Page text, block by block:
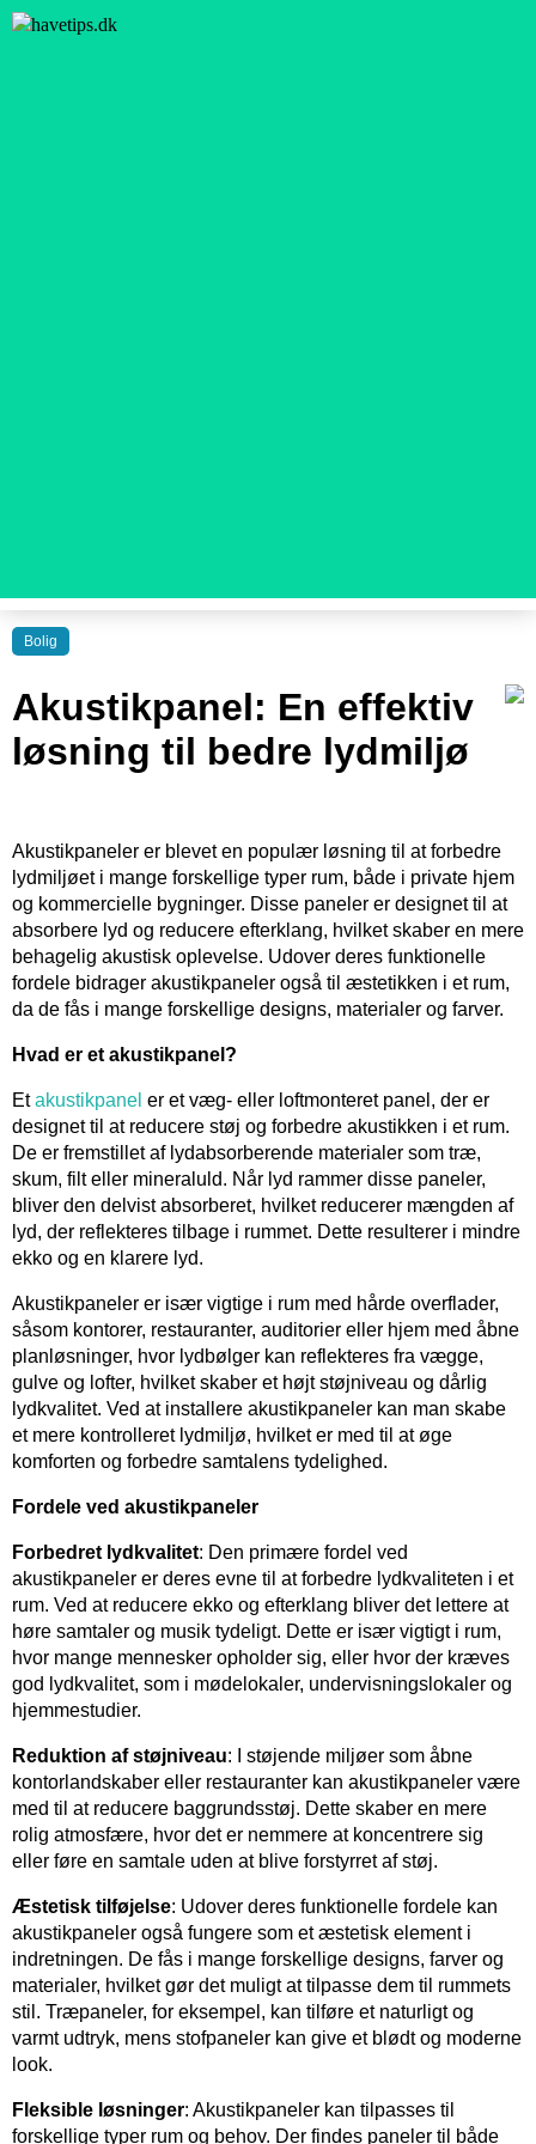
Bolig
Akustikpanel: En effektiv
løsning til bedre lydmiljø
Akustikpaneler er blevet en populær løsning til at forbedre
lydmiljøet i mange forskellige typer rum, både i private hjem
og kommercielle bygninger. Disse paneler er designet til at
absorbere lyd og reducere efterklang, hvilket skaber en mere
behagelig akustisk oplevelse. Udover deres funktionelle
fordele bidrager akustikpaneler også til æstetikken i et rum,
da de fås i mange forskellige designs, materialer og farver.
Hvad er et akustikpanel?
Etakustikpanel er et væg- eller loftmonteret panel, der er
designet til at reducere støj og forbedre akustikken i et rum.
De er fremstillet af lydabsorberende materialer som træ,
skum, filt eller mineraluld. Når lyd rammer disse paneler,
bliver den delvist absorberet, hvilket reducerer mængden af
lyd, der reflekteres tilbage i rummet. Dette resulterer i mindre
ekko og en klarere lyd.
Akustikpaneler er især vigtige i rum med hårde overflader,
såsom kontorer, restauranter, auditorier eller hjem med åbne
planløsninger, hvor lydbølger kan reflekteres fra vægge,
gulve og lofter, hvilket skaber et højt støjniveau og dårlig
lydkvalitet. Ved at installere akustikpaneler kan man skabe
et mere kontrolleret lydmiljø, hvilket er med til at øge
komforten og forbedre samtalens tydelighed.
Fordele ved akustikpaneler
Forbedret lydkvalitet: Den primære fordel ved
akustikpaneler er deres evne til at forbedre lydkvaliteten i et
rum. Ved at reducere ekko og efterklang bliver det lettere at
høre samtaler og musik tydeligt. Dette er især vigtigt i rum,
hvor mange mennesker opholder sig, eller hvor der kræves
god lydkvalitet, som i mødelokaler, undervisningslokaler og
hjemmestudier.
Reduktion af støjniveau: I støjende miljøer som åbne
kontorlandskaber eller restauranter kan akustikpaneler være
med til at reducere baggrundsstøj. Dette skaber en mere
rolig atmosfære, hvor det er nemmere at koncentrere sig
eller føre en samtale uden at blive forstyrret af støj.
Æstetisk tilføjelse: Udover deres funktionelle fordele kan
akustikpaneler også fungere som et æstetisk element i
indretningen. De fås i mange forskellige designs, farver og
materialer, hvilket gør det muligt at tilpasse dem til rummets
stil. Træpaneler, for eksempel, kan tilføre et naturligt og
varmt udtryk, mens stofpaneler kan give et blødt og moderne
look.
Fleksible løsninger: Akustikpaneler kan tilpasses til
forskellige typer rum og behov. Der findes paneler til både